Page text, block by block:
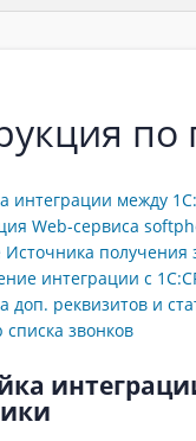
интеграции между
Web-сервиса
получения
интеграции с
доп. реквизитов и
звонков